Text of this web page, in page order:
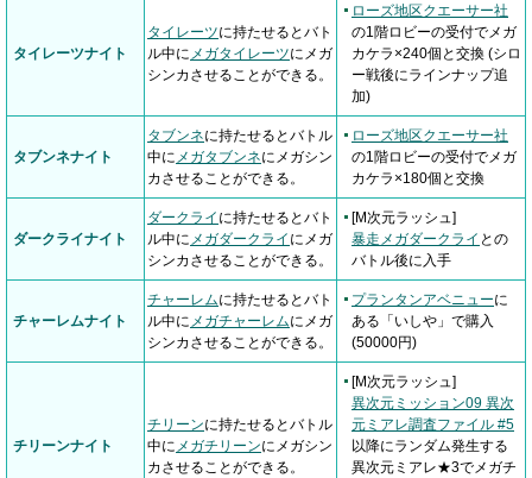
タイレーツナイト
タイレーツに持たせるとバト
ル中に メガタイレーツにメガ
シンカさせることができる。
ローズ地区クエーサー社
の1階ロビーの受付でメガ
カケラ×240個と交換 (シロ
ー戦後にラインナップ追
加)
タブンネナイト
タブンネに持たせるとバトル
中に メガタブンネにメガシン
カさせることができる。
ローズ地区クエーサー社
の1階ロビーの受付でメガ
カケラ×180個と交換
ダークライナイト
ダークライ に持たせるとバト
ル中に メガダークライ にメガ
シンカさせることができる。
[M次元ラッシュ]
暴走メガダークライ との
バトル後に入手
チャーレムナイト
チャーレムに持たせるとバト
ル中に メガチャーレムにメガ
シンカさせることができる。
プランタンアベニューに
ある「いしや」で購入
(50000円)
チリーンナイト
チリーンに持たせるとバトル
中に メガチリーンにメガシン
カさせることができる。
[M次元ラッシュ]
異次元ミッション09 異次
元ミアレ調査ファイル #5
以降にランダム発生する
異次元ミアレ★3でメガチ